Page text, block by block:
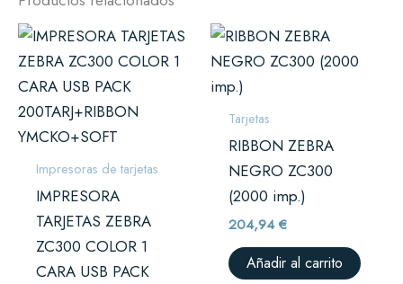
Impresoras de tarjetas
IMPRESORA
TARJETAS ZEBRA
ZC300 COLOR 1
CARA USB PACK
Tarjetas
RIBBON ZEBRA
NEGRO ZC300
(2000 imp.)
204,94€
Añadir al carrito